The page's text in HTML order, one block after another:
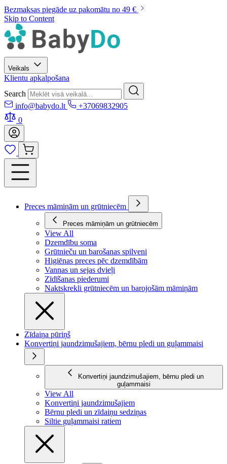
Bezmaksas piegāde uz pakomātu no 49 €
Skip to Content
Veikals
Klientu apkalpošana
Search
info@babydo.lt
+37069832905
0
Preces māmiņām un grūtniecēm
Preces māmiņām un grūtniecēm
View All
Dzemdību soma
Grūtnieču un barošanas spilveni
Higiēnas preces pēc dzemdībām
Vannas un sejas dvieļi
Zīdīšanas piederumi
Naktskrekli grūtniecēm un barojošām māmiņām
Zīdaiņa pūriņš
Konvertiņi jaundzimušajiem, bērnu pledi un guļammaisi
Konvertiņi jaundzimušajiem, bērnu pledi un
guļammaisi
View All
Konvertiņi jaundzimušajiem
Bērnu pledi un zīdaiņu sedziņas
Siltie guļammaisi ratiem